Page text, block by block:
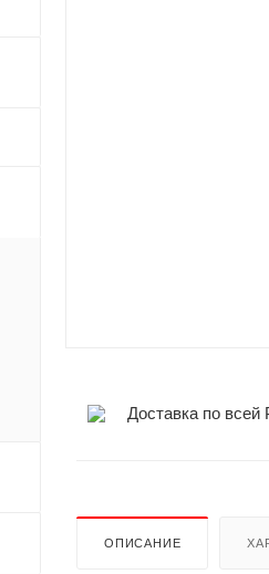
Доставка по всей
ОПИСАНИЕ